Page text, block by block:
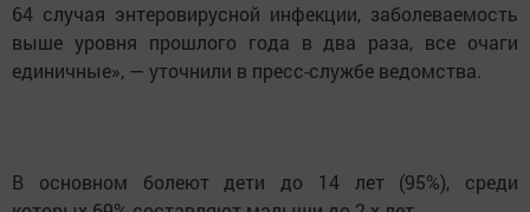
64 случая энтеровирусной инфекции, заболеваемость
выше уровня прошлого года в два раза, все очаги
единичные», — уточнили в пресс-службе ведомства.
В основном болеют дети до 14 лет (95%), среди